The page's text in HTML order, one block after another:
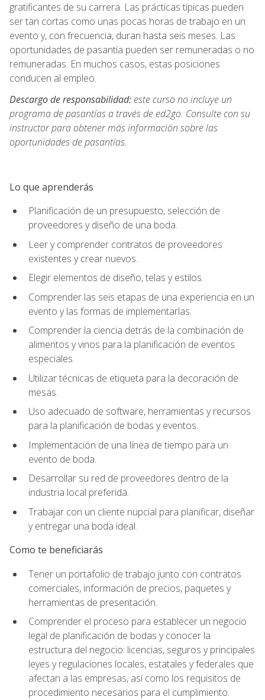
gratificantes de su carrera. Las prácticas típicas pueden
ser tan cortas como unas pocas horas de trabajo en un
evento y, con frecuencia, duran hasta seis meses. Las
oportunidades de pasantía pueden ser remuneradas o no
remuneradas. En muchos casos, estas posiciones
conducen al empleo.
Descargo de responsabilidad: este curso no incluye un
programa de pasantías a través de ed2go. Consulte con su
instructor para obtener más información sobre las
oportunidades de pasantías.
Lo que aprenderás
Planificación de un presupuesto, selección de
proveedores y diseño de una boda.
Leer y comprender contratos de proveedores
existentes y crear nuevos.
Elegir elementos de diseño, telas y estilos.
Comprender las seis etapas de una experiencia en un
evento y las formas de implementarlas.
Comprender la ciencia detrás de la combinación de
alimentos y vinos para la planificación de eventos
especiales.
Utilizar técnicas de etiqueta para la decoración de
mesas.
Uso adecuado de software, herramientas y recursos
para la planificación de bodas y eventos.
Implementación de una línea de tiempo para un
evento de boda.
Desarrollar su red de proveedores dentro de la
industria local preferida.
Trabajar con un cliente nupcial para planificar, diseñar
y entregar una boda ideal.
Como te beneficiarás
Tener un portafolio de trabajo junto con contratos
comerciales, información de precios, paquetes y
herramientas de presentación.
Comprender el proceso para establecer un negocio
legal de planificación de bodas y conocer la
estructura del negocio: licencias, seguros y principales
leyes y regulaciones locales, estatales y federales que
afectan a las empresas, así como los requisitos de
procedimiento necesarios para el cumplimiento.